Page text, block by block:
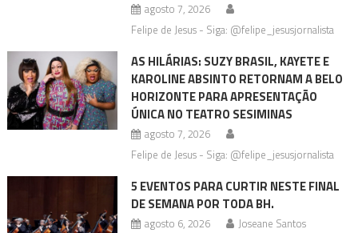
agosto 7, 2026
Felipe de Jesus - Siga: @felipe_jesusjornalista
AS HILÁRIAS: SUZY BRASIL, KAYETE E
KAROLINE ABSINTO RETORNAM A BELO
HORIZONTE PARA APRESENTAÇÃO
ÚNICA NO TEATRO SESIMINAS
agosto 7, 2026
Felipe de Jesus - Siga: @felipe_jesusjornalista
5 EVENTOS PARA CURTIR NESTE FINAL
DE SEMANA POR TODA BH.
agosto 6, 2026 Joseane Santos